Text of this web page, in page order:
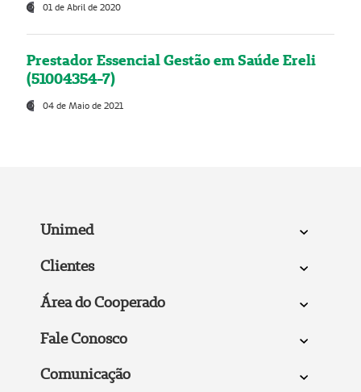
01 de Abril de 2020
Prestador Essencial Gestão em Saúde Ereli
(51004354-7)
04 de Maio de 2021
Unimed
Clientes
Área do Cooperado
Fale Conosco
Comunicação